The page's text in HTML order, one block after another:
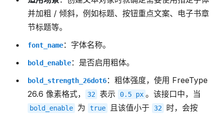
并加粗 / 倾斜，例如标题、按钮重点文案、电子书章
节标题等。
font_name：字体名称。
bold_enable：是否启用粗体。
bold_strength_26dot6：粗体强度，使用 FreeType
26.6 像素格式，
32 表示 0.5 px 。该接口中，当
bold_enable 为 true 且该值小于 32 时，会按